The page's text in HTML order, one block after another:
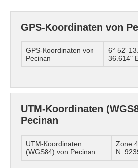
GPS-Koordinaten von
GPS-Koordinaten von
Pecinan
6° 52'
36.614"
UTM-Koordinaten
Pecinan
UTM-Koordinaten
(WGS84) von Pecinan
Zone
N: